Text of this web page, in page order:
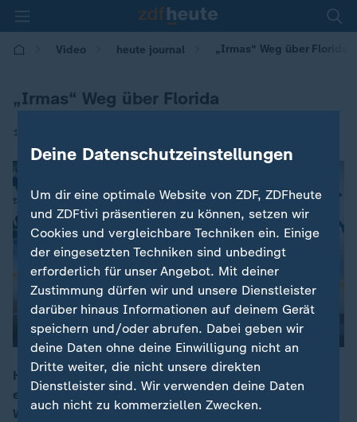
Video heute journal „Irmas“ Weg über Florida
„Irmas“ Weg über Florida
10.09.2017 | 21:45
00:01
Hurrikan „Irma“ hat den US-Bundesstaat Florida
erreicht. Das Auge des Sturms zieht nun an der
Westküste entlang. ZDF-Meteorologe Özden Terli
Deine Datenschutzeinstellungen
Um dir eine optimale Website von ZDF, ZDFheute
und ZDFtivi präsentieren zu können, setzen wir
Cookies und vergleichbare Techniken ein. Einige
der eingesetzten Techniken sind unbedingt
erforderlich für unser Angebot. Mit deiner
Zustimmung dürfen wir und unsere Dienstleister
darüber hinaus Informationen auf deinem Gerät
speichern und/oder abrufen. Dabei geben wir
deine Daten ohne deine Einwilligung nicht an
Dritte weiter, die nicht unsere direkten
Dienstleister sind. Wir verwenden deine Daten
auch nicht zu kommerziellen Zwecken.